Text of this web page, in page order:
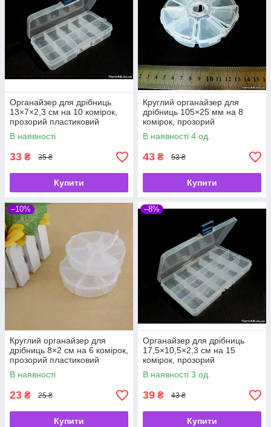
Органайзер для дрібниць
13×7×2,3 см на 10 комірок,
прозорий пластиковий
контейнер
В наявності
33 ₴ 35 ₴
Купити
Круглий органайзер для
дрібниць 105×25 мм на 8
комірок, прозорий
пластиковий контейнер
В наявності 4 од.
43 ₴ 53 ₴
Купити
–10%
Круглий органайзер для
дрібниць 8×2 см на 6 комірок,
прозорий пластиковий
контейнер
В наявності
23 ₴ 25 ₴
Купити
–8%
Органайзер для дрібниць
17,5×10,5×2,3 см на 15
комірок, прозорий
пластиковий контейнер
В наявності 3 од.
39 ₴ 43 ₴
Купити